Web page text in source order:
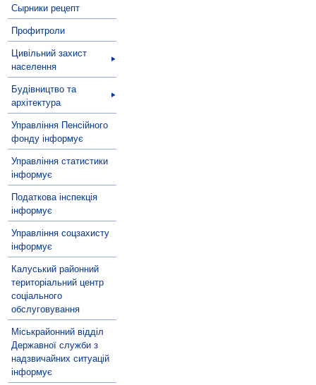
Сырники рецепт
Профитроли
Цивільний захист
населення
Будівництво та
архітектура
Управління Пенсійного
фонду інформує
Управління статистики
інформує
Податкова інспекція
інформує
Управління соцзахисту
інформує
Калуський районний
територіальний центр
соціального
обслуговування
Міськрайонний відділ
Державної служби з
надзвичайних ситуацій
інформує